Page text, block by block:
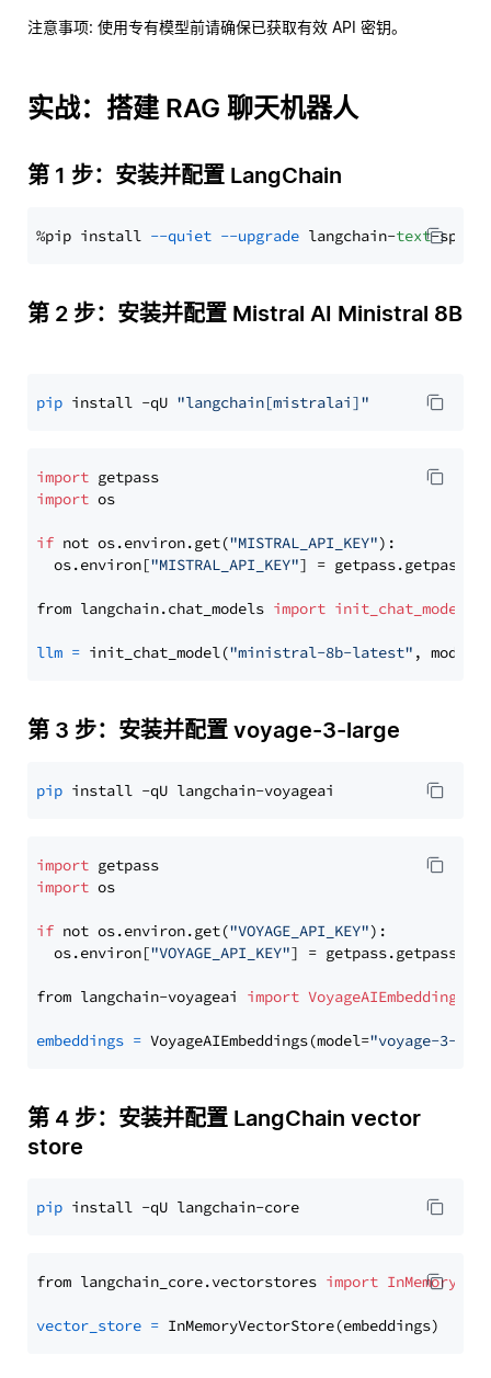
注意事项: 使用专有模型前请确保已获取有效 API 密钥。
实战：搭建 RAG 聊天机器人
第 1 步：安装并配置 LangChain
%pip install --quiet --upgrade langchain-text
第 2 步：安装并配置 Mistral AI Ministral 8B
pip install -qU "langchain[mistralai]"
import
import os
if not os.environ.get("MISTRAL_API_KEY"):
  os.environ[
"MISTRAL_API_KEY"] = getpass.getpass(
from langchain.chat_models import init_chat_model
llm = init_chat_model("ministral-8b-latest" ,
第 3 步：安装并配置 voyage-3-large
pip
import
import os
if not os.environ.get("VOYAGE_API_KEY"):
  os.environ[
"VOYAGE_API_KEY"] = getpass.getpass(
from langchain-voyageai import VoyageAIEmbeddings
embeddings = VoyageAIEmbeddings(model="voyage-3-
第 4 步：安装并配置 LangChain vector
store
pip
from langchain_core.vectorstores import
vector_store =